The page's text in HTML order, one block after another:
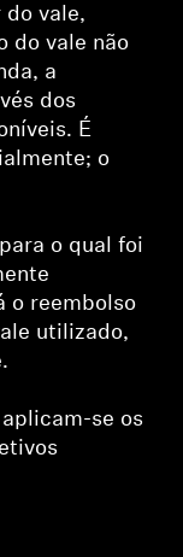
do vale,
do vale não
a
dos
É
o
o qual foi
o reembolso
utilizado,
se os